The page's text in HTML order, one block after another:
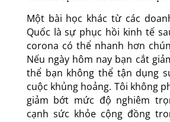
Chuẩn bị cho các nhu cầu bị
Một bài học khác từ các
Quốc là sự phục hồi kinh tế
corona có thể nhanh hơn
Nếu ngày hôm nay bạn cắt
thể bạn không thể tận dụng
cuộc khủng hoảng. Tôi không
giảm bớt mức độ nghiêm